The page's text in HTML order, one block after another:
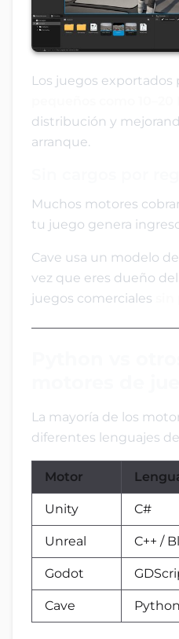
Los juegos exportados
distribución y
arranque.
Muchos motores
tu juego genera
Cave usa un modelo
vez que eres dueño
juegos comerciales
La mayoría de los
diferentes lenguajes
Motor
Unity C#
Unreal C++ /
Godot
Cave Python